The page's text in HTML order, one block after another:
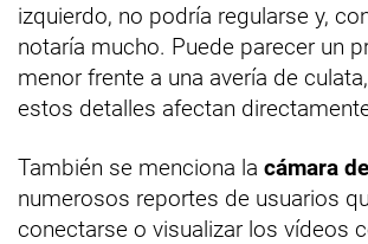
izquierdo, no podría regularse y,
notaría mucho. Puede parecer un
menor frente a una avería de
estos detalles afectan
También se menciona la cámara
numerosos reportes de usuarios
conectarse o visualizar los vídeos